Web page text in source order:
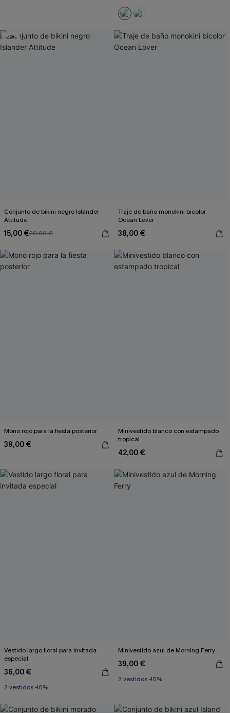
-48%
Conjunto de bikini negro Islander
Attitude
15,00 €29,00 €
Traje de baño monokini bicolor
Ocean Lover
38,00 €
Mono rojo para la fiesta posterior
39,00 €
Minivestido blanco con estampado
tropical
42,00 €
Vestido largo floral para invitada
especial
36,00 €
2 vestidos -10%
Minivestido azul de Morning Ferry
39,00 €
2 vestidos -10%